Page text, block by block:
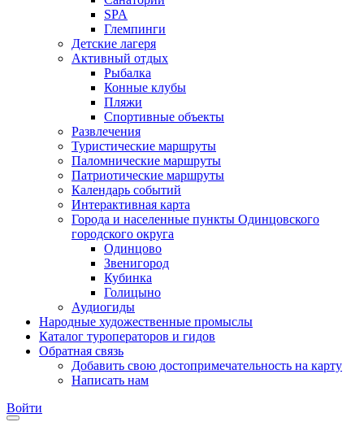
SPA
Глемпинги
Детские лагеря
Активный отдых
Рыбалка
Конные клубы
Пляжи
Спортивные объекты
Развлечения
Туристические маршруты
Паломнические маршруты
Патриотические маршруты
Календарь событий
Интерактивная карта
Города и населенные пункты Одинцовского
городского округа
Одинцово
Звенигород
Кубинка
Голицыно
Аудиогиды
Народные художественные промыслы
Каталог туроператоров и гидов
Обратная связь
Добавить свою достопримечательность на карту
Написать нам
Войти